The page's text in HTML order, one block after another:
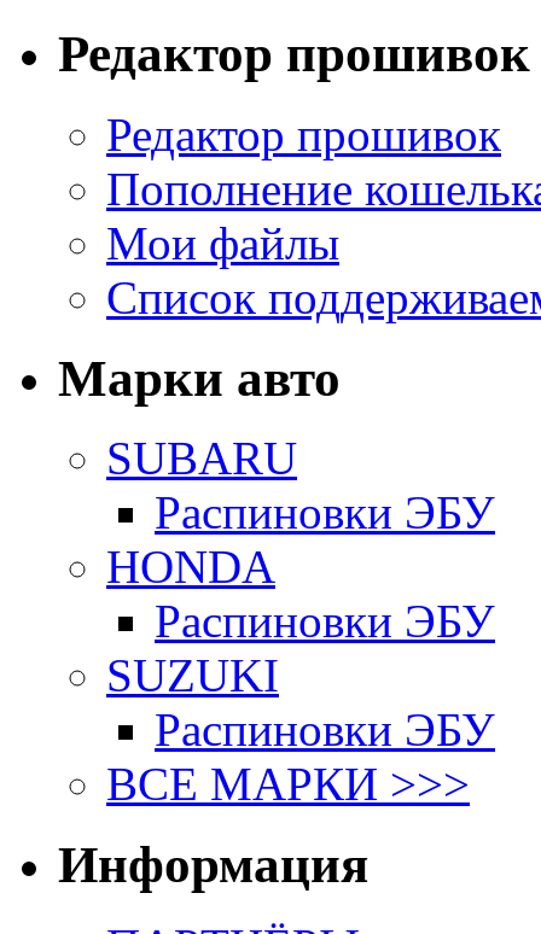
Редактор прошивок
Редактор прошивок
Пополнение
Мои файлы
Список
Марки авто
SUBARU
Распиновки ЭБУ
HONDA
Распиновки ЭБУ
SUZUKI
Распиновки ЭБУ
ВСЕ МАРКИ >>>
Информация